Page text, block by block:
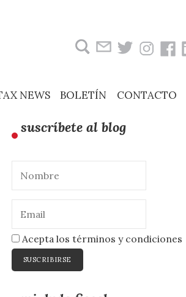
NEWS BOLETÍN CONTACTO
suscríbete al blog
Acepta los términos y condiciones